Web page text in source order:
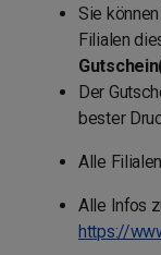
Sie
Filialen
Der
bester
Alle
Alle Infos
https://